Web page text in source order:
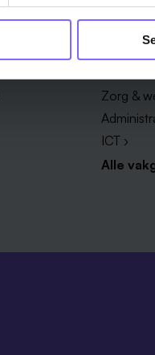
Zorg &
ICT ›
Alle